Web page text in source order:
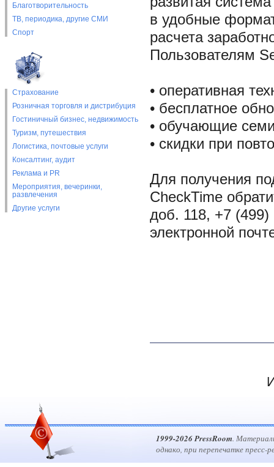
Благотворительность
ТВ, периодика, другие СМИ
Спорт
Страхование
Розничная торговля и дистрибуция
Гостиничный бизнес, недвижимость
Туризм, путешествия
Логистика, почтовые услуги
Консалтинг, аудит
Реклама и PR
Мероприятия, вечеринки,
развлечения
Другие услуги
в удобные
расчета
Пользователям
• оперативная
• бесплатное
• обучающие
• скидки при
Для получения
CheckTime
доб. 118, +7
электронной
1999-2026 PressRoom.
однако, при перепечатке пресс-